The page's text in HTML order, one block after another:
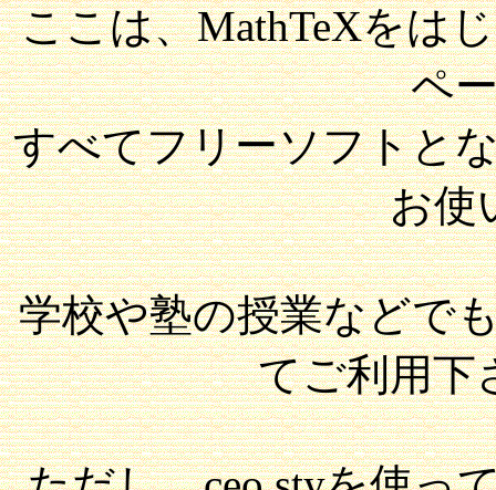
ここは、MathTeXをは
ペ
すべてフリーソフトと
お使
学校や塾の授業などで
てご利用下